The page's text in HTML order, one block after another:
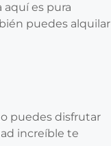
aquí es pura
puedes alquilar
puedes disfrutar
increíble te